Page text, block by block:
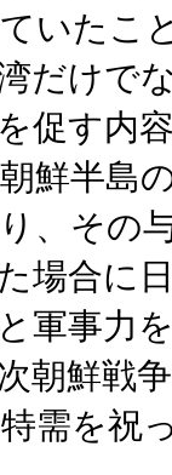
いたこ
だけで
促す内
鮮半島
、その
場合に
軍事力
朝鮮戦
需を祝